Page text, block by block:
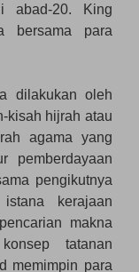
abad-20. King
bersama para
dilakukan oleh
kisah hijrah atau
agama yang
pemberdayaan
pengikutnya
kerajaan
makna
tatanan
memimpin para